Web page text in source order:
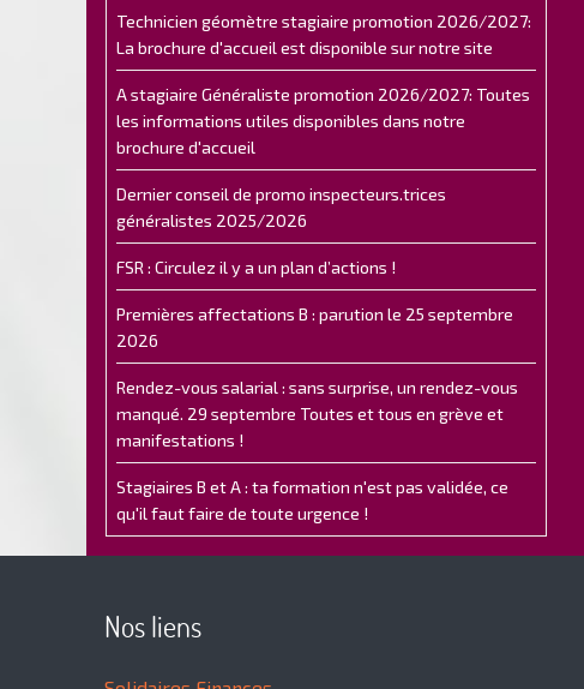
Technicien géomètre stagiaire promotion 2026/2027:
La brochure d'accueil est disponible sur notre site
A stagiaire Généraliste promotion 2026/2027: Toutes
les informations utiles disponibles dans notre
brochure d'accueil
Dernier conseil de promo inspecteurs.trices
généralistes 2025/2026
FSR : Circulez il y a un plan d’actions !
Premières affectations B : parution le 25 septembre
2026
Rendez-vous salarial : sans surprise, un rendez-vous
manqué. 29 septembre Toutes et tous en grève et
manifestations !
Stagiaires B et A : ta formation n'est pas validée, ce
qu'il faut faire de toute urgence !
Nos liens